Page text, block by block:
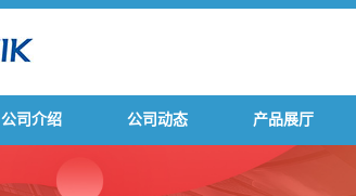
公司介绍 公司动态 产品展厅